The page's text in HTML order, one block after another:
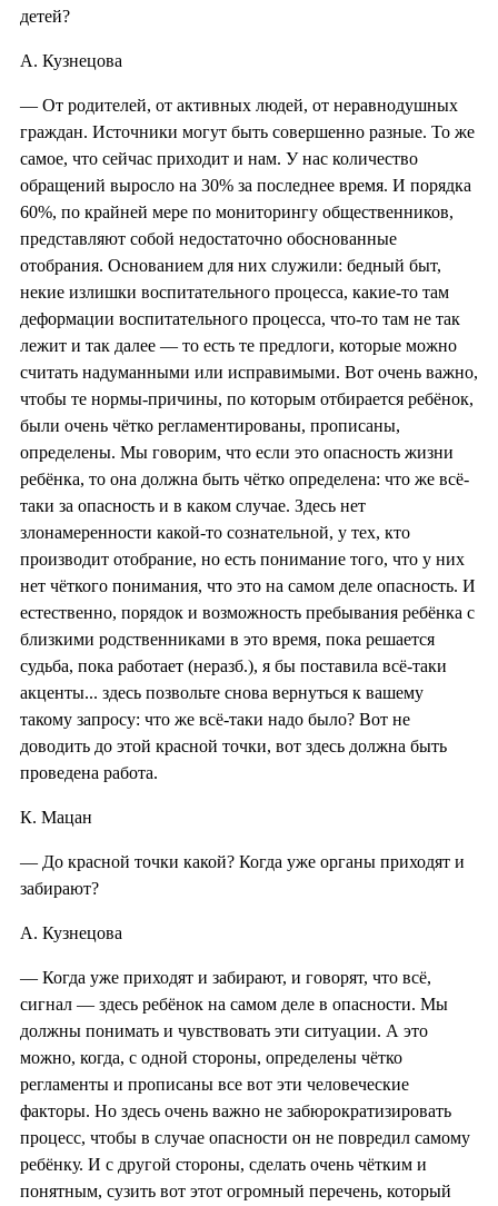
детей?
А. Кузнецова
— От родителей, от активных людей, от неравнодушных
граждан. Источники могут быть совершенно разные. То же
самое, что сейчас приходит и нам. У нас количество
обращений выросло на 30% за последнее время. И порядка
60%, по крайней мере по мониторингу общественников,
представляют собой недостаточно обоснованные
отобрания. Основанием для них служили: бедный быт,
некие излишки воспитательного процесса, какие-то там
деформации воспитательного процесса, что-то там не так
лежит и так далее — то есть те предлоги, которые можно
считать надуманными или исправимыми. Вот очень важно,
чтобы те нормы-причины, по которым отбирается ребёнок,
были очень чётко регламентированы, прописаны,
определены. Мы говорим, что если это опасность жизни
ребёнка, то она должна быть чётко определена: что же всё-
таки за опасность и в каком случае. Здесь нет
злонамеренности какой-то сознательной, у тех, кто
производит отобрание, но есть понимание того, что у них
нет чёткого понимания, что это на самом деле опасность. И
естественно, порядок и возможность пребывания ребёнка с
близкими родственниками в это время, пока решается
судьба, пока работает (неразб.), я бы поставила всё-таки
акценты... здесь позвольте снова вернуться к вашему
такому запросу: что же всё-таки надо было? Вот не
доводить до этой красной точки, вот здесь должна быть
проведена работа.
К. Мацан
— До красной точки какой? Когда уже органы приходят и
забирают?
А. Кузнецова
— Когда уже приходят и забирают, и говорят, что всё,
сигнал — здесь ребёнок на самом деле в опасности. Мы
должны понимать и чувствовать эти ситуации. А это
можно, когда, с одной стороны, определены чётко
регламенты и прописаны все вот эти человеческие
факторы. Но здесь очень важно не забюрократизировать
процесс, чтобы в случае опасности он не повредил самому
ребёнку. И с другой стороны, сделать очень чётким и
понятным, сузить вот этот огромный перечень, который